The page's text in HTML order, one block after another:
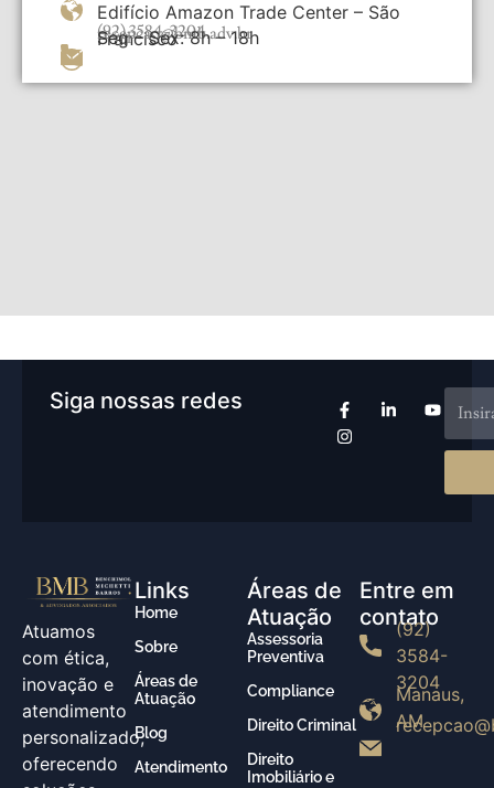
Edifício Amazon Trade Center – São
Francisco
(92) 3584-3204
recepcao@bmb.adv.br
Seg – Sex: 8h – 18h
Siga nossas redes
Atuamos
com ética,
inovação e
atendimento
personalizado,
oferecendo
Links
Home
Sobre
Áreas de
Atuação
Blog
Atendimento
Áreas de
Atuação
Assessoria
Preventiva
Compliance
Direito Criminal
Direito
Imobiliário e
Entre em
contato
(92)
3584-
3204
Manaus,
AM